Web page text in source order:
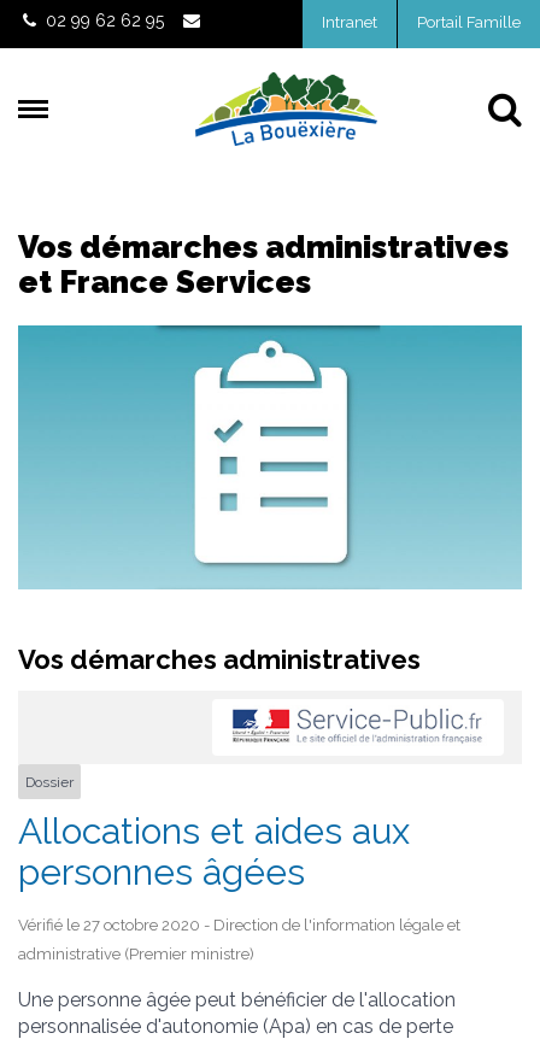
Gestion des traceurs
02 99 62 62 95 Intranet Portail Famille
Vos démarches administratives
et France Services
Vos démarches administratives
Dossier
Allocations et aides aux
personnes âgées
Vérifié le 27 octobre 2020 - Direction de l'information légale et
administrative (Premier ministre)
Une personne âgée peut bénéficier de l'allocation
personnalisée d'autonomie (Apa) en cas de perte